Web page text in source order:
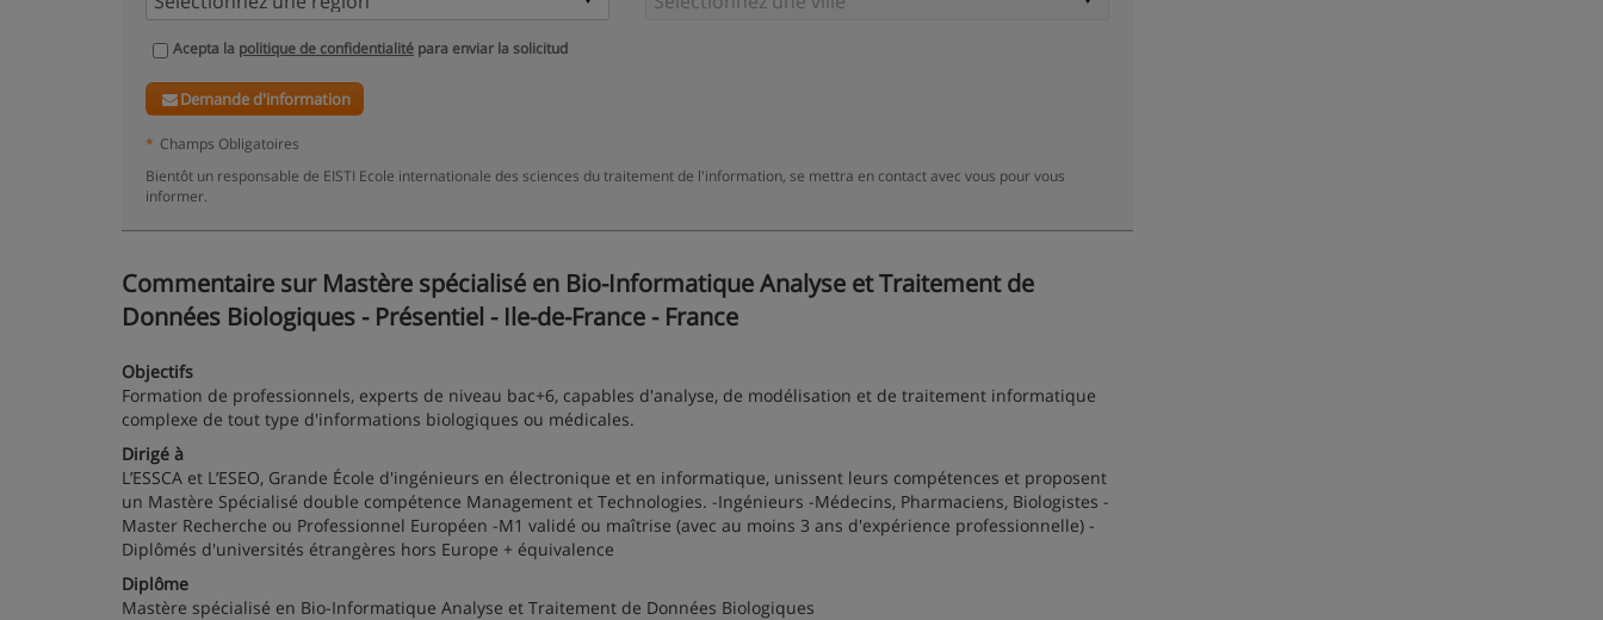
Acepta la politique de confidentialité para enviar la solicitud
Demande d'information
* Champs Obligatoires
Bientôt un responsable de EISTI Ecole internationale des sciences du traitement de l'information, se mettra en contact avec vous pour vous
informer.
Commentaire sur Mastère spécialisé en Bio-Informatique Analyse et Traitement de
Données Biologiques - Présentiel - Ile-de-France - France
Objectifs
Formation de professionnels, experts de niveau bac+6, capables d'analyse, de modélisation et de traitement informatique
complexe de tout type d'informations biologiques ou médicales.
Dirigé à
L’ESSCA et L’ESEO, Grande École d'ingénieurs en électronique et en informatique, unissent leurs compétences et proposent
un Mastère Spécialisé double compétence Management et Technologies. -Ingénieurs -Médecins, Pharmaciens, Biologistes -
Master Recherche ou Professionnel Européen -M1 validé ou maîtrise (avec au moins 3 ans d'expérience professionnelle) -
Diplômés d'universités étrangères hors Europe + équivalence
Diplôme
Mastère spécialisé en Bio-Informatique Analyse et Traitement de Données Biologiques